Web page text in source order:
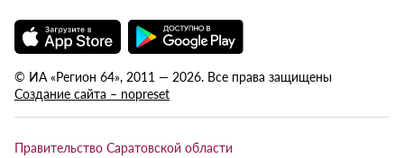
© ИА «Регион 64», 2011 — 2026. Все права защищены
Создание сайта – nopreset
Правительство Саратовской области